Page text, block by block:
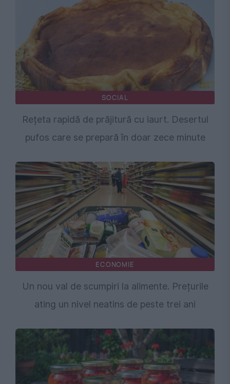
SOCIAL
Rețeta rapidă de prăjitură cu iaurt. Desertul
pufos care se prepară în doar zece minute
ECONOMIE
Un nou val de scumpiri la alimente. Prețurile
ating un nivel neatins de peste trei ani